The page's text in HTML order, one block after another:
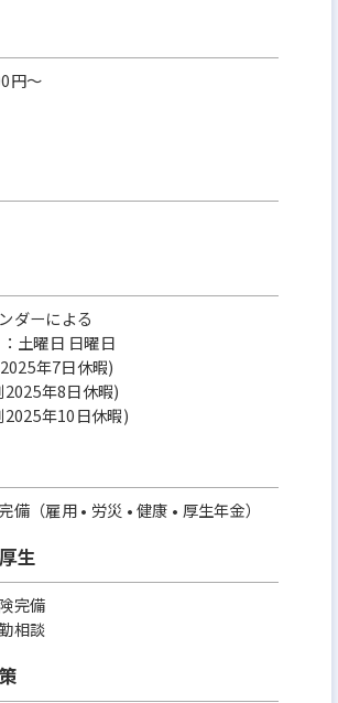
円～
ダーによる
土曜日 日曜日
年7日休暇)
年8日休暇)
年10日休暇)
備（雇用 • 労災 • 健康 • 厚生年金）
生
完備
相談